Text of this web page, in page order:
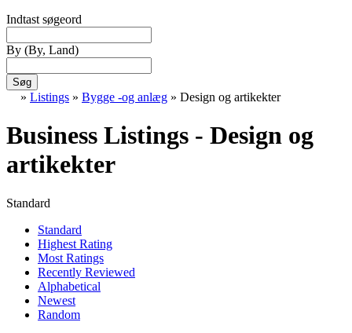
Indtast søgeord
By (By, Land)
Søg
» Listings » Bygge -og anlæg » Design og artikekter
Business Listings - Design og
artikekter
Standard
Standard
Highest Rating
Most Ratings
Recently Reviewed
Alphabetical
Newest
Random